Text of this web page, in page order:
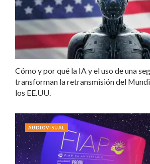
Cómo y por qué la IA y el uso de una
transforman la retransmisión del
los EE.UU.
AUDIOVISUAL